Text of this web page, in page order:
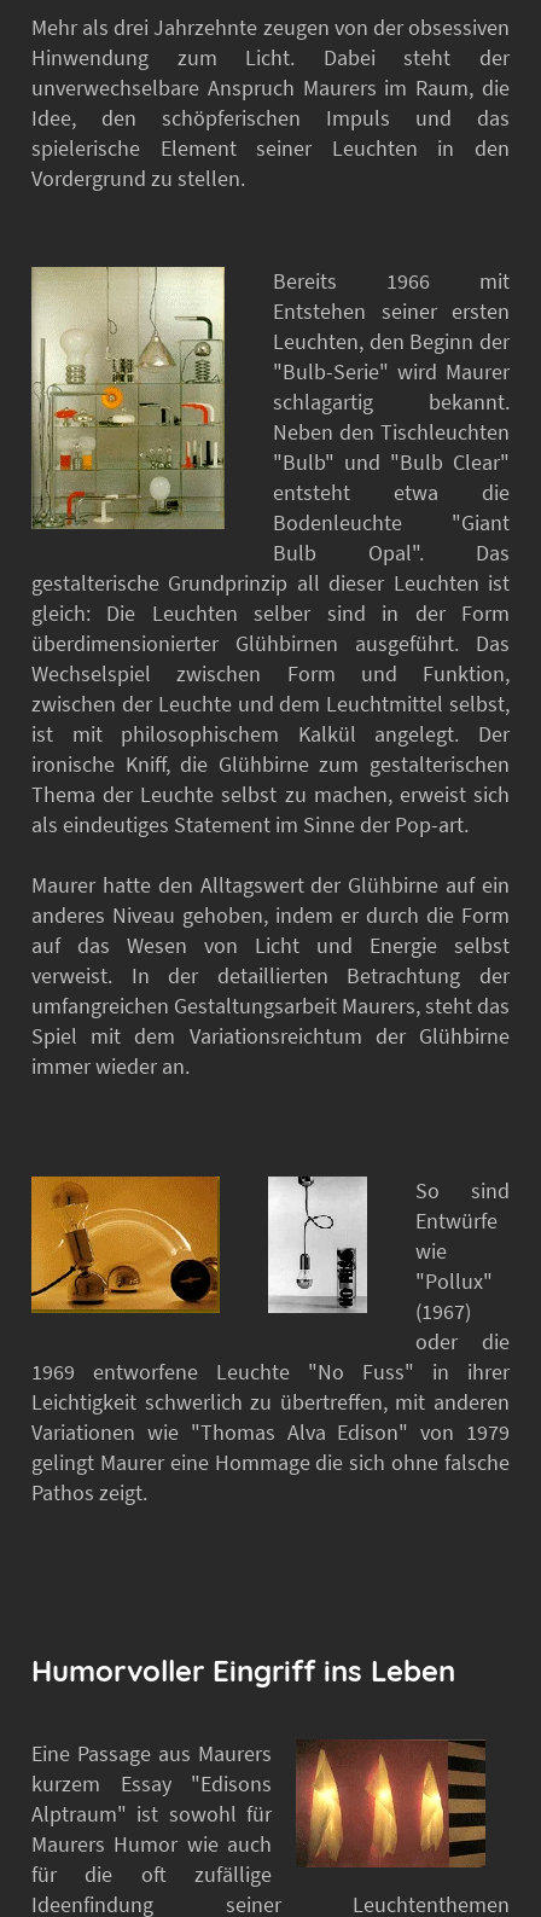
Mehr als drei Jahrzehnte zeugen von der obsessiven
Hinwendung zum Licht. Dabei steht der
unverwechselbare Anspruch Maurers im Raum, die
Idee, den schöpferischen Impuls und das
spielerische Element seiner Leuchten in den
Vordergrund zu stellen.
Bereits 1966 mit
Entstehen seiner ersten
Leuchten, den Beginn der
"Bulb-Serie" wird Maurer
schlagartig bekannt.
Neben den Tischleuchten
"Bulb" und "Bulb Clear"
entsteht etwa die
Bodenleuchte "Giant
Bulb Opal". Das
gestalterische Grundprinzip all dieser Leuchten ist
gleich: Die Leuchten selber sind in der Form
überdimensionierter Glühbirnen ausgeführt. Das
Wechselspiel zwischen Form und Funktion,
zwischen der Leuchte und dem Leuchtmittel selbst,
ist mit philosophischem Kalkül angelegt. Der
ironische Kniff, die Glühbirne zum gestalterischen
Thema der Leuchte selbst zu machen, erweist sich
als eindeutiges Statement im Sinne der Pop-art.
Maurer hatte den Alltagswert der Glühbirne auf ein
anderes Niveau gehoben, indem er durch die Form
auf das Wesen von Licht und Energie selbst
verweist. In der detaillierten Betrachtung der
umfangreichen Gestaltungsarbeit Maurers, steht das
Spiel mit dem Variationsreichtum der Glühbirne
immer wieder an.
So sind
Entwürfe
wie
"Pollux"
(1967)
oder die
1969 entworfene Leuchte "No Fuss" in ihrer
Leichtigkeit schwerlich zu übertreffen, mit anderen
Variationen wie "Thomas Alva Edison" von 1979
gelingt Maurer eine Hommage die sich ohne falsche
Pathos zeigt.
Humorvoller Eingriff ins Leben
Eine Passage aus Maurers
kurzem Essay "Edisons
Alptraum" ist sowohl für
Maurers Humor wie auch
für die oft zufällige
Ideenfindung seiner Leuchtenthemen